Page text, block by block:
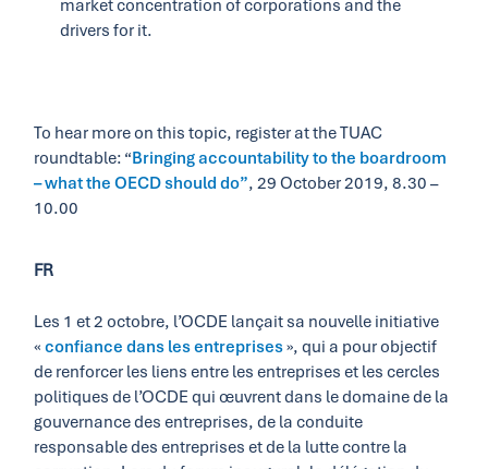
market concentration of corporations and the
drivers for it.
To hear more on this topic, register at the TUAC
roundtable: “Bringing accountability to the boardroom
– what the OECD should do”, 29 October 2019, 8.30 –
10.00
FR
Les 1 et 2 octobre, l’OCDE lançait sa nouvelle initiative
«confiance dans les entreprises», qui a pour objectif
de renforcer les liens entre les entreprises et les cercles
politiques de l’OCDE qui œuvrent dans le domaine de la
gouvernance des entreprises, de la conduite
responsable des entreprises et de la lutte contre la